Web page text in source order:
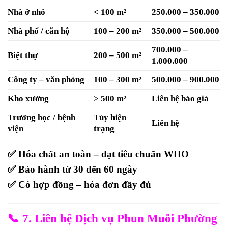
Nhà ở nhỏ < 100 m²
250.000 – 350.000
Nhà phố / căn hộ
100 – 200 m² 350.000 – 500.000
Biệt thự 200 – 500 m²
700.000 –
1.000.000
Công ty – văn phòng
100 – 300 m²
500.000 – 900.000
Kho xưởng
> 500 m²
Liên hệ báo giá
Trường học / bệnh
viện
Tùy hiện
trạng
Liên hệ
✅ Hóa chất an toàn – đạt tiêu chuẩn WHO
✅ Bảo hành từ30 đến 60 ngày
✅ Có hợp đồng – hóa đơn đầy đủ
📞 7. Liên hệ Dịch vụ Phun Muỗi Phường